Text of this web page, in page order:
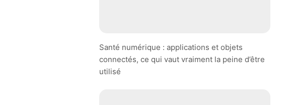
Santé numérique : applications et objets
connectés, ce qui vaut vraiment la peine d’être
utilisé